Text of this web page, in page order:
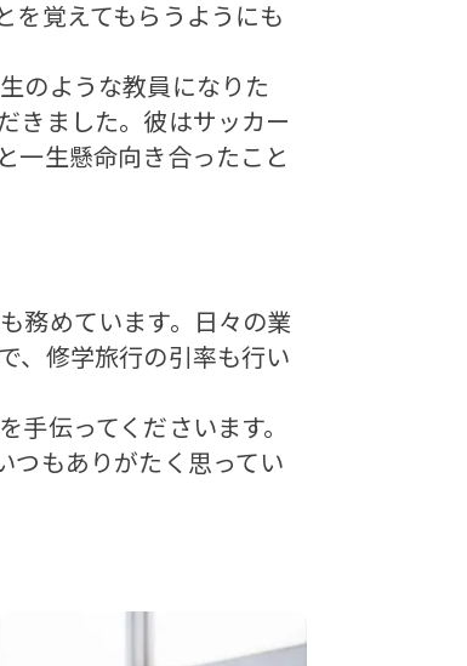
を覚えてもらうようにも
のような教員になりた
きました。彼はサッカー
一生懸命向き合ったこと
務めています。日々の業
、修学旅行の引率も行い
伝ってくださいます。
つもありがたく思ってい